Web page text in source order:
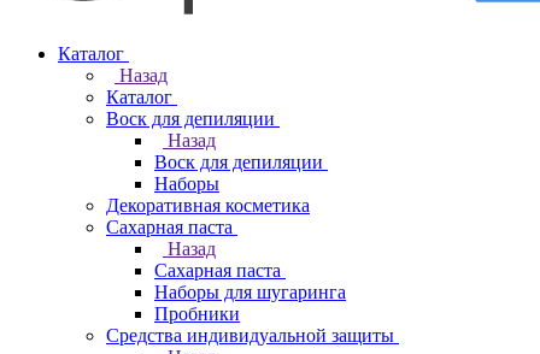
Каталог
Назад
Каталог
Воск для депиляции
Назад
Воск для депиляции
Наборы
Декоративная косметика
Сахарная паста
Назад
Сахарная паста
Наборы для шугаринга
Пробники
Средства индивидуальной защиты